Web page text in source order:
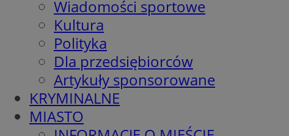
Wiadomości sportowe
Kultura
Polityka
Dla przedsiębiorców
Artykuły sponsorowane
KRYMINALNE
MIASTO